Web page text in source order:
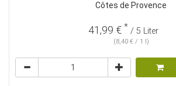
Côtes de Provence
41,99 € * / 5 Liter
(8,40 € / 1 l)